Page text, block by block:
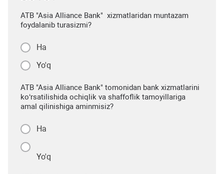
ATB "Asia Alliance Bank" xizmatlaridan muntazam
foydalanib turasizmi?
Ha
Yo'q
ATB "Asia Alliance Bank" tomonidan bank xizmatlarini
ko‘rsatilishida ochiqlik va shaffoflik tamoyillariga
amal qilinishiga aminmisiz?
Ha
Yo'q